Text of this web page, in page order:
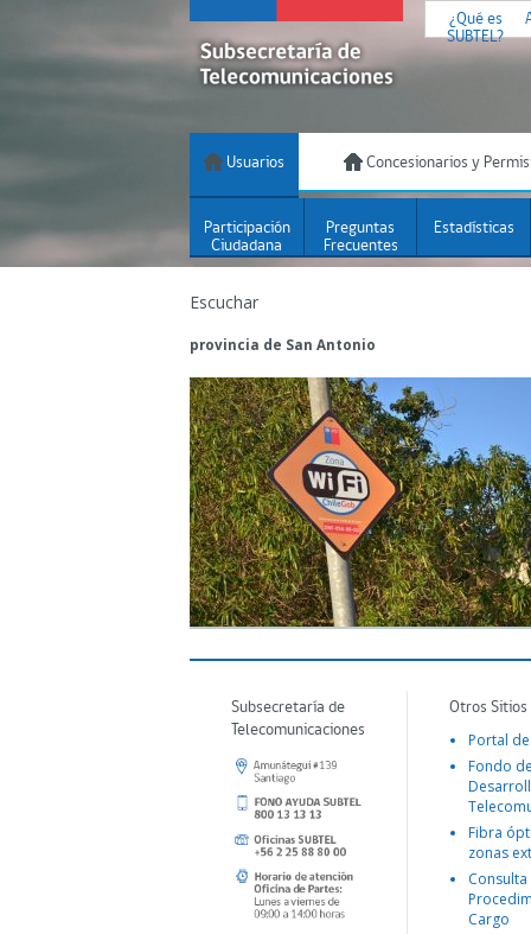
¿Qué es
SUBTEL?
Usuarios Concesionarios y
Participación
Ciudadana
Preguntas
Frecuentes
Estadísticas
Escuchar
provincia de San Antonio
Subsecretaría de
Telecomunicaciones
Otros
Portal
Fondo
Fibra
zonas
Consulta
Cargo